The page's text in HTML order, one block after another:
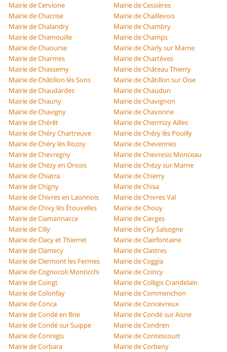
Mairie de Cervione
Mairie de Cessières
Mairie de Chacrise
Mairie de Chaillevois
Mairie de Chalandry
Mairie de Chambry
Mairie de Chamouille
Mairie de Champs
Mairie de Chaourse
Mairie de Charly sur Marne
Mairie de Charmes
Mairie de Chartèves
Mairie de Chassemy
Mairie de Château Thierry
Mairie de Châtillon lès Sons
Mairie de Châtillon sur Oise
Mairie de Chaudardes
Mairie de Chaudun
Mairie de Chauny
Mairie de Chavignon
Mairie de Chavigny
Mairie de Chavonne
Mairie de Chérêt
Mairie de Chermizy Ailles
Mairie de Chéry Chartreuve
Mairie de Chéry lès Pouilly
Mairie de Chéry lès Rozoy
Mairie de Chevennes
Mairie de Chevregny
Mairie de Chevresis Monceau
Mairie de Chézy en Orxois
Mairie de Chézy sur Marne
Mairie de Chiatra
Mairie de Chierry
Mairie de Chigny
Mairie de Chisa
Mairie de Chivres en Laonnois
Mairie de Chivres Val
Mairie de Chivy lès Étouvelles
Mairie de Chouy
Mairie de Ciamannacce
Mairie de Cierges
Mairie de Cilly
Mairie de Ciry Salsogne
Mairie de Clacy et Thierret
Mairie de Clairfontaine
Mairie de Clamecy
Mairie de Clastres
Mairie de Clermont les Fermes
Mairie de Coggia
Mairie de Cognocoli Monticchi
Mairie de Coincy
Mairie de Coingt
Mairie de Colligis Crandelain
Mairie de Colonfay
Mairie de Commenchon
Mairie de Conca
Mairie de Concevreux
Mairie de Condé en Brie
Mairie de Condé sur Aisne
Mairie de Condé sur Suippe
Mairie de Condren
Mairie de Connigis
Mairie de Contescourt
Mairie de Corbara
Mairie de Corbeny